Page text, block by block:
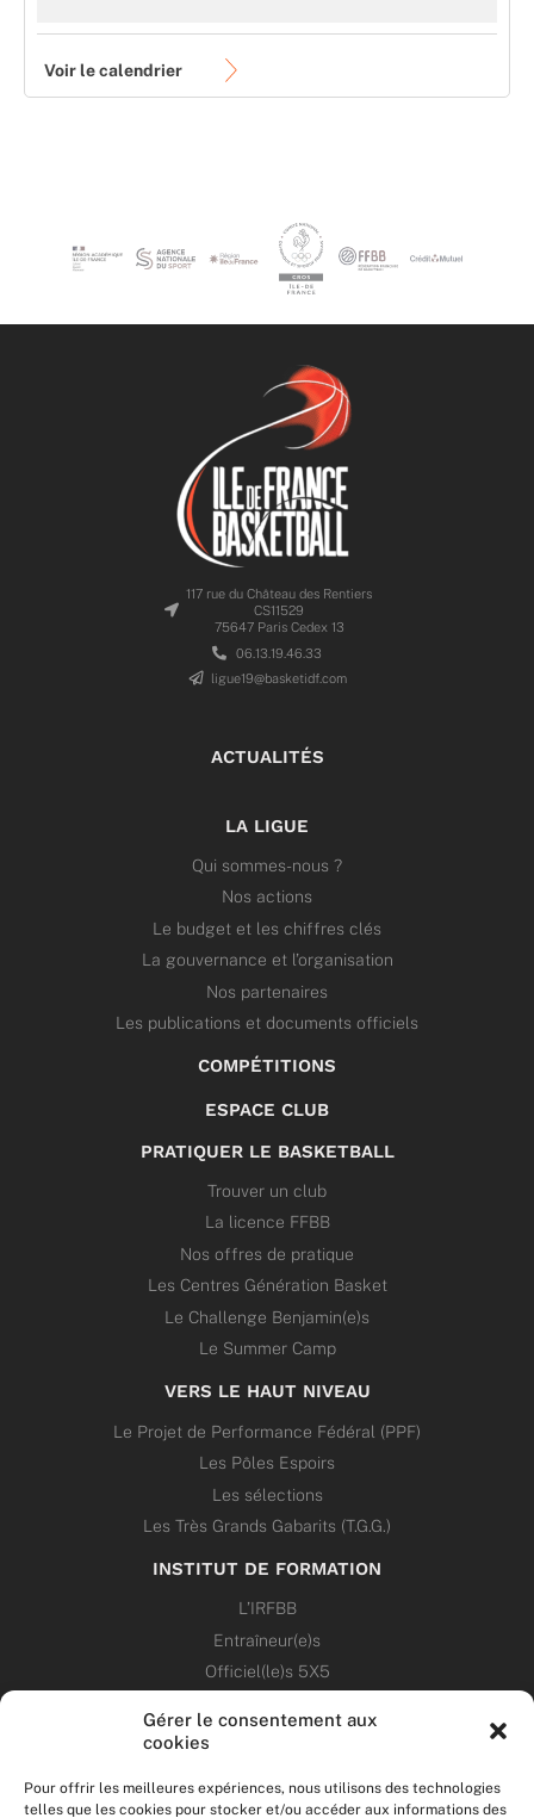
Gérer le consentement aux
cookies
Pour offrir les meilleures expériences, nous utilisons des technologies
telles que les cookies pour stocker et/ou accéder aux informations des
Voir le calendrier
117 rue du Château des Rentiers
CS11529
75647 Paris Cedex 13
06.13.19.46.33
ligue19@basketidf.com
ACTUALITÉS
LA LIGUE
Qui sommes-nous ?
Nos actions
Le budget et les chiffres clés
La gouvernance et l’organisation
Nos partenaires
Les publications et documents officiels
COMPÉTITIONS
ESPACE CLUB
PRATIQUER LE BASKETBALL
Trouver un club
La licence FFBB
Nos offres de pratique
Les Centres Génération Basket
Le Challenge Benjamin(e)s
Le Summer Camp
VERS LE HAUT NIVEAU
Le Projet de Performance Fédéral (PPF)
Les Pôles Espoirs
Les sélections
Les Très Grands Gabarits (T.G.G.)
INSTITUT DE FORMATION
L’IRFBB
Entraîneur(e)s
Officiel(le)s 5X5